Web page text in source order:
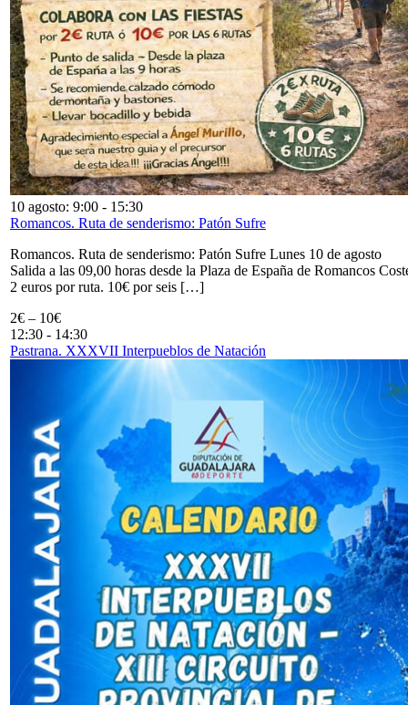
10 agosto: 9:00 - 15:30
Romancos. Ruta de senderismo: Patón Sufre
Romancos. Ruta de senderismo: Patón Sufre Lunes 10 de agosto
Salida a las 09,00 horas desde la Plaza de España de Romancos
2 euros por ruta. 10€ por seis […]
2€ – 10€
12:30 - 14:30
Pastrana. XXXVII Interpueblos de Natación